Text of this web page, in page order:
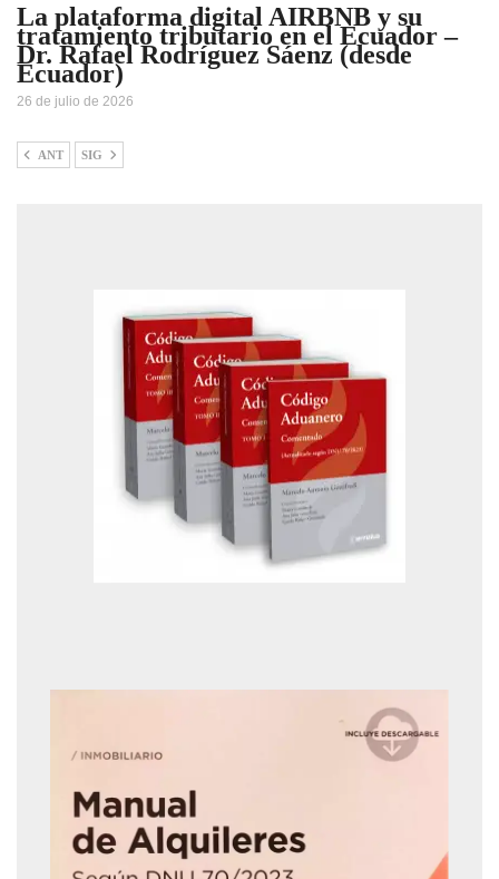
La plataforma digital AIRBNB y su
tratamiento tributario en el Ecuador –
Dr. Rafael Rodríguez Sáenz (desde
Ecuador)
26 de julio de 2026
ANT SIG